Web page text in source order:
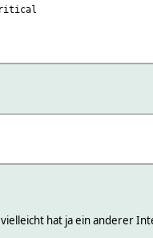
hat ja ein anderer